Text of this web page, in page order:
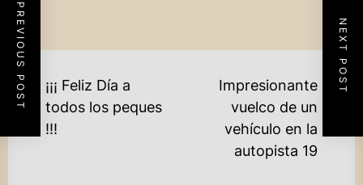
PREVIOUS POST NEXT POST
NAVEGACIÓN
DE
ENTRADAS
Previous
post:
¡¡¡ Feliz Día a
todos los peques
!!!
Impresionante
vuelco de un
vehículo en la
autopista 19